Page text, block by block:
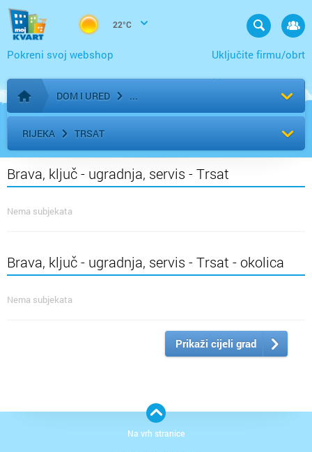
22°C
Uključite firmu/obrt
Pokreni svoj webshop
Početna stranica
DOM I URED
RIJEKA TRSAT
Brava, ključ - ugradnja, servis - Trsat
Nema subjekata
Brava, ključ - ugradnja, servis - Trsat - okolica
Nema subjekata
Prikaži cijeli grad
Na vrh stranice